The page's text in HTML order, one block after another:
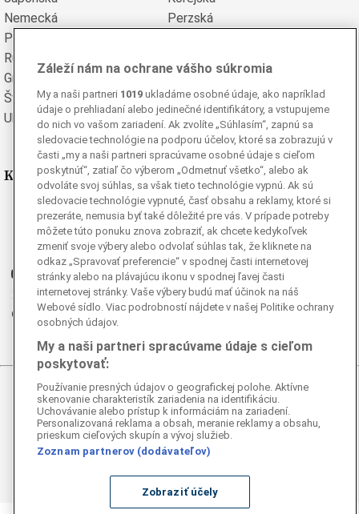
Nemecká
Perzská
Poľská
Rumunská
Grécka
Španielska
Švédska
Turecká
Ukrajinská
Vietnamská
Kde nás nájdete
Facebook
Instagram
Ganjing
Youtube
Twitter
Telegram
© 2026 Epoch Times Slovensko
Všetky práva vyhradené. Publikovanie alebo ďalšie šírenie
správ a fotografií zo zdrojov TASR je bez
predchádzajúceho písomného súhlasu TASR porušením
autorského zákona.
Záleží nám na ochrane vášho súkromia
My a naši partneri 1019 ukladáme osobné údaje, ako napríklad
údaje o prehliadaní alebo jedinečné identifikátory, a vstupujeme
do nich vo vašom zariadení. Ak zvolíte „Súhlasím“, zapnú sa
sledovacie technológie na podporu účelov, ktoré sa zobrazujú v
časti „my a naši partneri spracúvame osobné údaje s cieľom
poskytnúť“, zatiaľ čo výberom „Odmetnuť všetko“, alebo ak
odvoláte svoj súhlas, sa však tieto technológie vypnú. Ak sú
sledovacie technológie vypnuté, časť obsahu a reklamy, ktoré si
prezeráte, nemusia byť také dôležité pre vás. V prípade potreby
môžete túto ponuku znova zobraziť, ak chcete kedykoľvek
zmeniť svoje výbery alebo odvolať súhlas tak, že kliknete na
odkaz „Spravovať preferencie“ v spodnej časti internetovej
stránky alebo na plávajúcu ikonu v spodnej ľavej časti
internetovej stránky. Vaše výbery budú mať účinok na náš
Webové sídlo. Viac podrobností nájdete v našej Politike ochrany
osobných údajov.
My a naši partneri spracúvame údaje s cieľom
poskytovať:
Používanie presných údajov o geografickej polohe. Aktívne
skenovanie charakteristík zariadenia na identifikáciu.
Uchovávanie alebo prístup k informáciám na zariadení.
Personalizovaná reklama a obsah, meranie reklamy a obsahu,
prieskum cieľových skupín a vývoj služieb.
Zoznam partnerov (dodávateľov)
Zobraziť účely